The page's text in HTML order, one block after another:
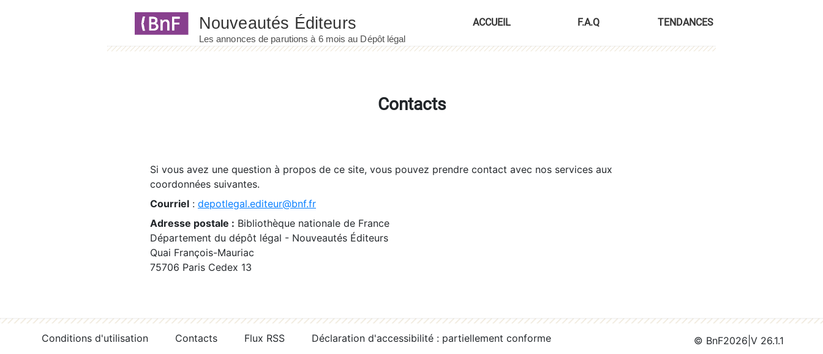
ACCUEIL F.A.Q TENDANCES
Contacts
Si vous avez une question à propos de ce site, vous pouvez prendre contact avec nos services aux
coordonnées suivantes.
Courriel : depotlegal.editeur@bnf.fr
Adresse postale : Bibliothèque nationale de France
Département du dépôt légal - Nouveautés Éditeurs
Quai François-Mauriac
75706 Paris Cedex 13
Conditions d'utilisation Contacts Flux RSS Déclaration d'accessibilité : partiellement conforme © BnF2026 V 26.1.1